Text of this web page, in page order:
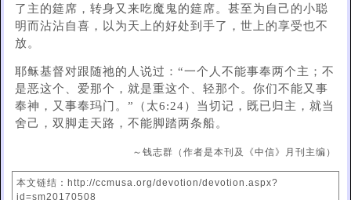
了主的筵席，转身又来吃魔鬼的筵席。甚至为自己的小聪
明而沾沾自喜，以为天上的好处到手了，世上的享受也不
放。
耶稣基督对跟随祂的人说过：“一个人不能事奉两个主；不
是恶这个、爱那个，就是重这个、轻那个。你们不能又事
奉神，又事奉玛门。”（太6:24）当切记，既已归主，就当
舍己，双脚走天路，不能脚踏两条船。
～钱志群（作者是本刊及《中信》月刊主编）
本文链结：http://ccmusa.org/devotion/devotion.aspx?
id=sm20170508